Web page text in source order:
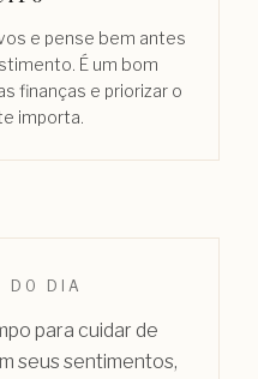
e pense bem antes
É um bom
finanças e priorizar o
importa.
DO DIA
para cuidar de
seus sentimentos,